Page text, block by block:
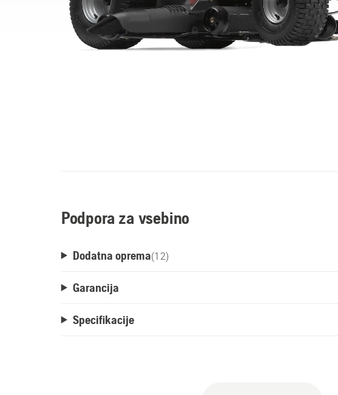
Podpora za vsebino
Dodatna oprema(12)
Garancija
Specifikacije